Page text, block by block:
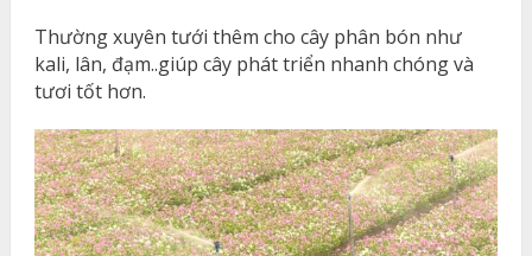
Thường xuyên tưới thêm cho cây phân bón như
kali, lân, đạm..giúp cây phát triển nhanh chóng và
tươi tốt hơn.